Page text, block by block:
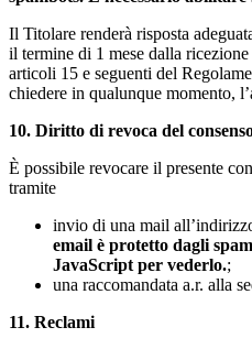
Il Titolare renderà risposta
il termine di 1 mese dalla
articoli 15 e seguenti del
chiedere in qualunque momento,
10. Diritto di revoca del
È possibile revocare il presente
tramite
invio di una mail
email è protetto dagli
JavaScript per vederlo.;
una raccomandata a.r. alla
11. Reclami